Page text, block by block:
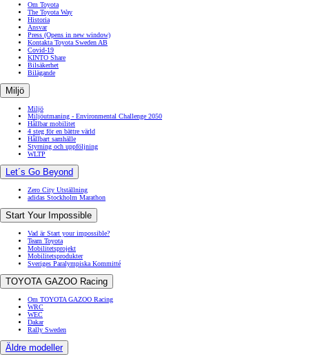
Om Toyota
The Toyota Way
Historia
Ansvar
Press (Opens in new window)
Kontakta Toyota Sweden AB
Covid-19
KINTO Share
Bilsäkerhet
Bilägande
Miljö
Miljö
Miljöutmaning - Environmental Challenge 2050
Hållbar mobilitet
4 steg för en bättre värld
Hållbart samhälle
Styrning och uppföljning
WLTP
Let´s Go Beyond
Zero City Utställning
adidas Stockholm Marathon
Start Your Impossible
Vad är Start your impossible?
Team Toyota
Mobilitetsprojekt
Mobilitetsprodukter
Sveriges Paralympiska Kommitté
TOYOTA GAZOO Racing
Om TOYOTA GAZOO Racing
WRC
WEC
Dakar
Rally Sweden
Äldre modeller